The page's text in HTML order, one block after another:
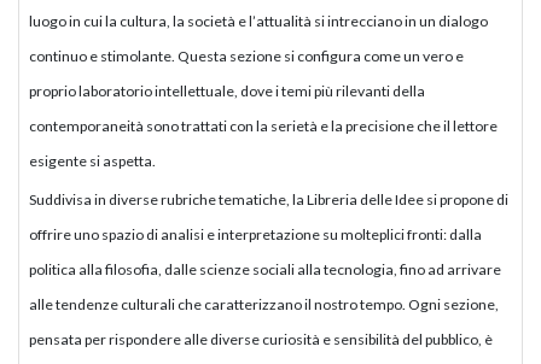
luogo in cui la cultura, la società e l’attualità si intrecciano in un dialogo
continuo e stimolante. Questa sezione si configura come un vero e
proprio laboratorio intellettuale, dove i temi più rilevanti della
contemporaneità sono trattati con la serietà e la precisione che il lettore
esigente si aspetta.
Suddivisa in diverse rubriche tematiche, la Libreria delle Idee si propone di
offrire uno spazio di analisi e interpretazione su molteplici fronti: dalla
politica alla filosofia, dalle scienze sociali alla tecnologia, fino ad arrivare
alle tendenze culturali che caratterizzano il nostro tempo. Ogni sezione,
pensata per rispondere alle diverse curiosità e sensibilità del pubblico, è